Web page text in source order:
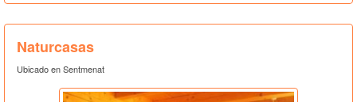
Naturcasas
Ubicado en Sentmenat